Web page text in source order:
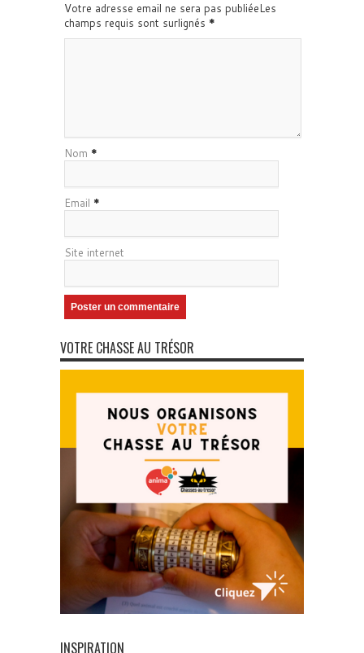
Votre adresse email ne sera pas publiéeLes
champs requis sont surlignés *
Nom *
Email *
Site internet
VOTRE CHASSE AU TRÉSOR
INSPIRATION